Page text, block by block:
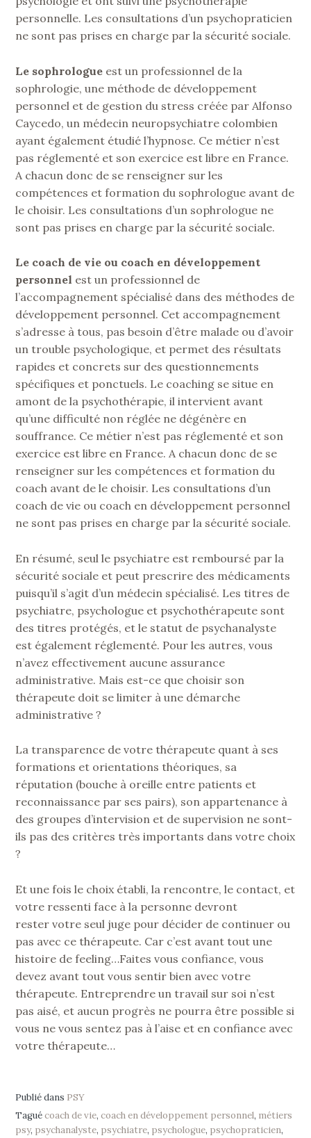
personnelle. Les consultations d’un psychopraticien
ne sont pas prises en charge par la sécurité sociale.
Le sophrologue est un professionnel de la
sophrologie, une méthode de développement
personnel et de gestion du stress créée par Alfonso
Caycedo, un médecin neuropsychiatre colombien
ayant également étudié l’hypnose. Ce métier n’est
pas réglementé et son exercice est libre en France.
A chacun donc de se renseigner sur les
compétences et formation du sophrologue avant de
le choisir. Les consultations d’un sophrologue ne
sont pas prises en charge par la sécurité sociale.
Le coach de vie ou coach en développement
personnel est un professionnel de
l’accompagnement spécialisé dans des méthodes de
développement personnel. Cet accompagnement
s’adresse à tous, pas besoin d’être malade ou d’avoir
un trouble psychologique, et permet des résultats
rapides et concrets sur des questionnements
spécifiques et ponctuels. Le coaching se situe en
amont de la psychothérapie, il intervient avant
qu’une difficulté non réglée ne dégénère en
souffrance. Ce métier n’est pas réglementé et son
exercice est libre en France. A chacun donc de se
renseigner sur les compétences et formation du
coach avant de le choisir. Les consultations d’un
coach de vie ou coach en développement personnel
ne sont pas prises en charge par la sécurité sociale.
En résumé, seul le psychiatre est remboursé par la
sécurité sociale et peut prescrire des médicaments
puisqu’il s’agit d’un médecin spécialisé. Les titres de
psychiatre, psychologue et psychothérapeute sont
des titres protégés, et le statut de psychanalyste
est également réglementé. Pour les autres, vous
n’avez effectivement aucune assurance
administrative. Mais est-ce que choisir son
thérapeute doit se limiter à une démarche
administrative ?
La transparence de votre thérapeute quant à ses
formations et orientations théoriques, sa
réputation (bouche à oreille entre patients et
reconnaissance par ses pairs), son appartenance à
des groupes d’intervision et de supervision ne sont-
ils pas des critères très importants dans votre choix
?
Et une fois le choix établi, la rencontre, le contact, et
votre ressenti face à la personne devront
rester votre seul juge pour décider de continuer ou
pas avec ce thérapeute. Car c’est avant tout une
histoire de feeling…Faites vous confiance, vous
devez avant tout vous sentir bien avec votre
thérapeute. Entreprendre un travail sur soi n’est
pas aisé, et aucun progrès ne pourra être possible si
vous ne vous sentez pas à l’aise et en confiance avec
votre thérapeute…
Publié dans PSY
Taguécoach de vie,coach en développement personnel, métiers
psy, psychanalyste, psychiatre, psychologue, psychopraticien,